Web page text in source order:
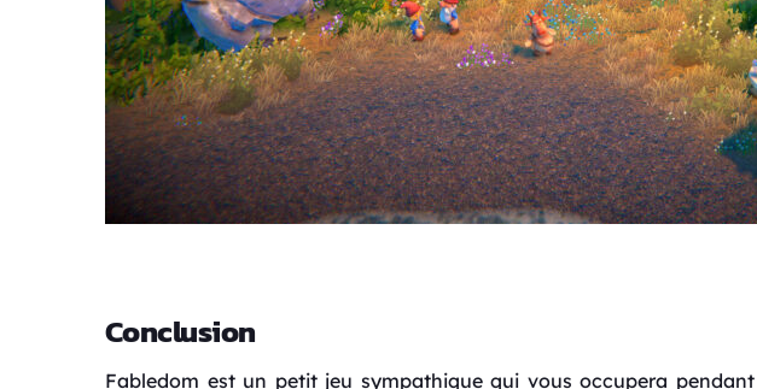
Conclusion
Fabledom est un petit jeu sympathique qui vous occupera pendant